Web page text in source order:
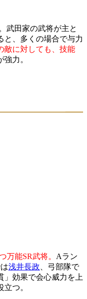
武田家の武将が主と
と、多くの場合で与力
敵に対しても、技能
強力。
万能SR武将。 Aラン
浅井長政 、弓部隊で
」効果で会心威力を上
つ。